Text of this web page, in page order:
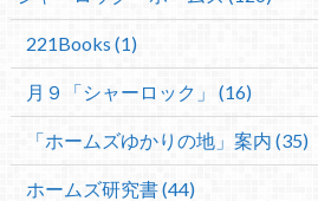
221Books (1)
月９「シャーロック」 (16)
「ホームズゆかりの地」案内 (35)
ホームズ研究書 (44)